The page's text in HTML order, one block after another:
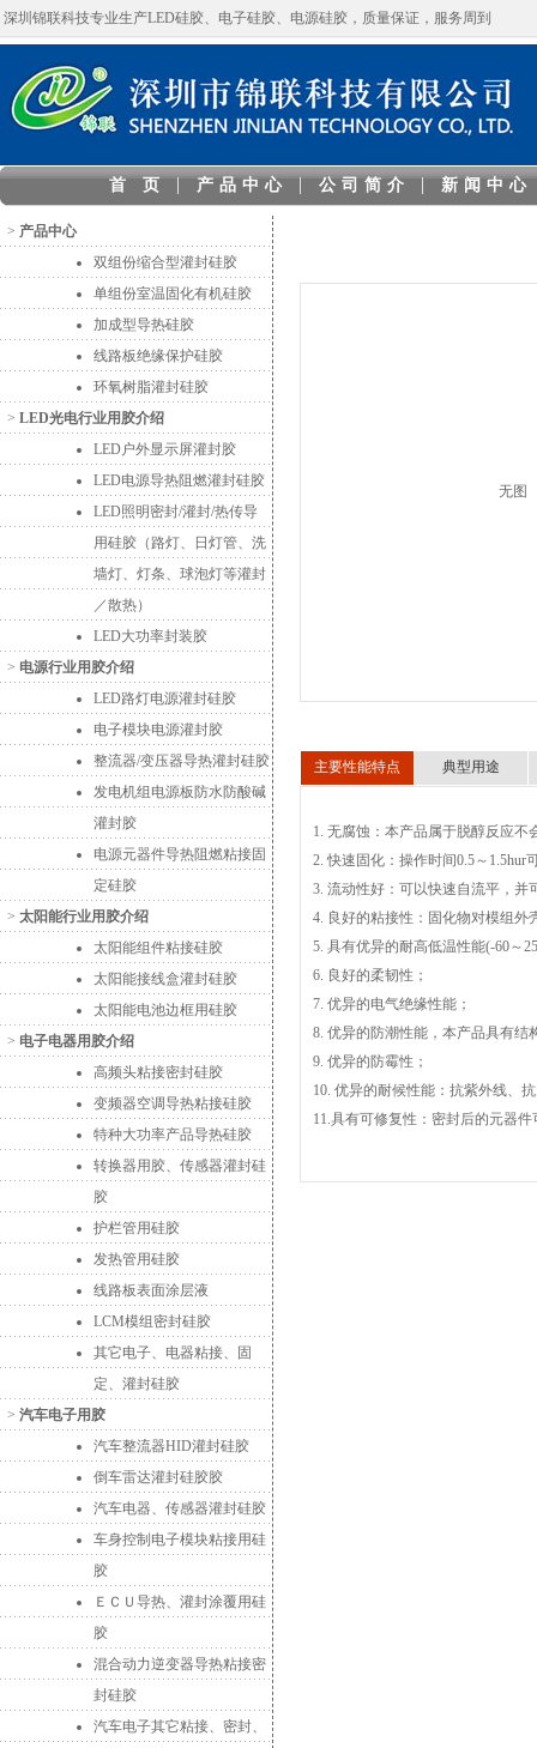
深圳锦联科技专业生产LED硅胶、电子硅胶、电源硅胶，质量保证，服务周到
首 页 | 产品中心 | 公司简介 | 新闻中心
> 产品中心
双组份缩合型灌封硅胶
单组份室温固化有机硅胶
加成型导热硅胶
线路板绝缘保护硅胶
环氧树脂灌封硅胶
> LED光电行业用胶介绍
LED户外显示屏灌封胶
LED电源导热阻燃灌封硅胶
LED照明密封/灌封/热传导
用硅胶（路灯、日灯管、洗
墙灯、灯条、球泡灯等灌封
／散热）
LED大功率封装胶
> 电源行业用胶介绍
LED路灯电源灌封硅胶
电子模块电源灌封胶
整流器/变压器导热灌封硅胶
发电机组电源板防水防酸碱
灌封胶
电源元器件导热阻燃粘接固
定硅胶
> 太阳能行业用胶介绍
太阳能组件粘接硅胶
太阳能接线盒灌封硅胶
太阳能电池边框用硅胶
> 电子电器用胶介绍
高频头粘接密封硅胶
变频器空调导热粘接硅胶
特种大功率产品导热硅胶
转换器用胶、传感器灌封硅
胶
护栏管用硅胶
发热管用硅胶
线路板表面涂层液
LCM模组密封硅胶
其它电子、电器粘接、固
定、灌封硅胶
> 汽车电子用胶
汽车整流器HID灌封硅胶
倒车雷达灌封硅胶胶
汽车电器、传感器灌封硅胶
车身控制电子模块粘接用硅
胶
ＥＣＵ导热、灌封涂覆用硅
胶
混合动力逆变器导热粘接密
封硅胶
汽车电子其它粘接、密封、
无图
主要性能特点 典型用途
1. 无腐蚀：本产品属于脱醇反应不
2. 快速固化：操作时间0.5～1.5hur
3. 流动性好：可以快速自流平，并
4. 良好的粘接性：固化物对模组外
5. 具有优异的耐高低温性能(-60～
6. 良好的柔韧性；
7. 优异的电气绝缘性能；
8. 优异的防潮性能，本产品具有结
9. 优异的防霉性；
10. 优异的耐候性能：抗紫外线、
11.具有可修复性：密封后的元器